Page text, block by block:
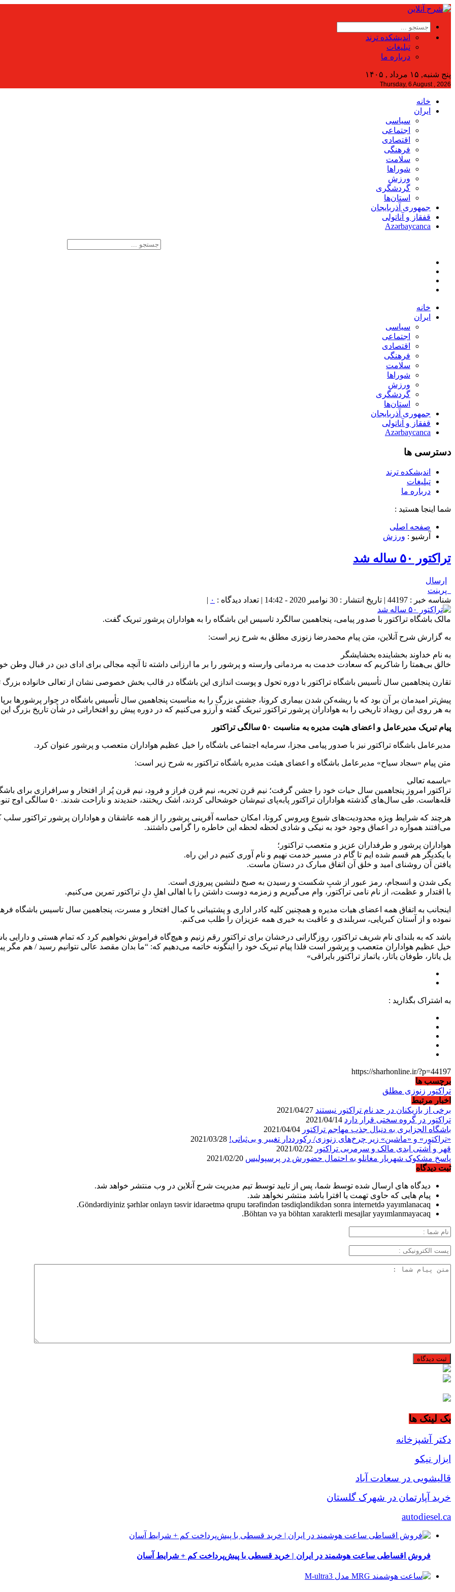
اندیشکده ترند
تبلیغات
درباره ما
پنج شنبه, ۱۵ مرداد , ۱۴۰۵
Thursday, 6 August , 2026
خانه
ایران
سیاسی
اجتماعی
اقتصادی
فرهنگی
سلامت
شوراها
ورزش
گردشگری
استان‌ها
جمهوری آذربایجان
قفقاز و آناتولی
Azərbaycanca
خانه
ایران
سیاسی
اجتماعی
اقتصادی
فرهنگی
سلامت
شوراها
ورزش
گردشگری
استان‌ها
جمهوری آذربایجان
قفقاز و آناتولی
Azərbaycanca
دسترسی ها
اندیشکده ترند
تبلیغات
درباره ما
شما اینجا هستید :
صفحه اصلی
آرشیو : ورزش
تراکتور ۵۰ ساله شد
ارسال
پرینت
شناسه خبر : 44197 | تاریخ انتشار : 30 نوامبر 2020 - 14:42 | تعداد دیدگاه :
۰ |
مالک باشگاه تراکتور با صدور پیامی، پنجاهمین سالگرد تاسیس این باشگاه را به هواداران پرشور تبریک گفت.
به گزارش شرح آنلاین، متن پیام محمدرضا زنوزی مطلق به شرح زیر است:
به نام خداوند بخشاینده بخشایشگر
خالق بی‌همتا را شاکریم که سعادت خدمت به مردمانی وارسته و پرشور را بر ما ارزانی داشته تا آنچه مجالی برای ادای دین در قبال وطن
تقارن پنجاهمین سال تأسیس باشگاه تراکتور با دوره تحول و پوست اندازی این باشگاه در قالب بخش خصوصی نشان از تعالی خانواده بزرگ
پیش‌تر امیدمان بر آن بود که با ریشه‌کن شدن بیماری کرونا، جشنی بزرگ را به مناسبت پنجاهمین سال تأسیس باشگاه در جوار پرشورها برپا
به هر روی این رویداد تاریخی را به هواداران پرشور تراکتور تبریک گفته و آرزو می‌کنیم که در دوره پیش رو افتخاراتی در شأن تاریخ بزرگ
پیام تبریک مدیرعامل و اعضای هئیت مدیره به مناسبت ۵۰ سالگی تراکتور
مدیرعامل باشگاه تراکتور نیز با صدور پیامی مجزا، سرمایه اجتماعی باشگاه را خیل عظیم هواداران متعصب و پرشور عنوان کرد.
متن پیام «سجاد سیاح» مدیرعامل باشگاه و اعضای هیئت مدیره باشگاه تراکتور به شرح زیر است:
«باسمه تعالی
تراکتور امروز پنجاهمین سال حیات خود را جشن گرفت؛ نیم قرن تجربه، نیم قرن فراز و فرود، نیم قرن پُر از افتخار و سرافرازی برای
قله‌هاست. طی سال‌های گذشته هواداران تراکتور پابه‌پای تیم‌شان خوشحالی کردند، اشک ریختند، خندیدند و ناراحت شدند. ۵۰ سالگی اوج تنومندی یک درخت است و وقت برداشت محصول.
هرچند که شرایط ویژه محدودیت‌های شیوع ویروس کرونا، امکان حماسه آفرینی پرشور را از همه عاشقان و هواداران پرشور تراکتور سلب
می‌افتند همواره در اعماق وجود خود به نیکی و شادی لحظه لحظه این خاطره را گرامی داشتند.
هواداران پرشور و طرفداران عزیز و متعصب تراکتور؛
با یکدیگر هم قسم شده ایم تا گام در مسیر خدمت نهیم و نام آوری کنیم در این راه.
یافتن آن روشنای امید و خلق آن اتفاق مبارک در دستان ماست.
یکی شدن و انسجام، رمز عبور از شبِ شکست و رسیدن به صبح دلنشین پیروزی است.
با اقتدار و عظمت، از نام نامی تراکتور، وام می‌گیریم و زمزمه دوست داشتن را با اهالی اهلِ دلِ تراکتور تمرین می‌کنیم.
اینجانب به اتفاق همه اعضای هیات مدیره و همچنین کلیه کادر اداری و پشتیبانی با کمال افتخار و مسرت، پنجاهمین سال تاسیس باشگاه
نموده و از آستان کبریایی، سربلندی و عاقبت به خیری همه عزیزان را طلب می‌کنم.
باشد که به بلندای نام شریف تراکتور، روزگارانی درخشان برای تراکتور رقم زنیم و هیچ‌گاه فراموش نخواهیم کرد که تمام هستی و
خیل عظیم هواداران متعصب و پرشور است فلذا پیام تبریک خود را اینگونه خاتمه می‌دهیم که: “ما بدان مقصد عالی نتوانیم رسید / هم
یل یاتار، طوفان یاتار، یاتماز تراکتور بایراقی»
به اشتراک بگذارید :
https://sharhonline.ir/?p=44197
برچسب ها
تراکتور زنوزی مطلق
اخبار مرتبط
برخی از بازیکنان در حد نام تراکتور نیستند
تراکتور در گروه سختی قرار دارد
باشگاه الجزایری به دنبال جذب مهاجم تراکتور
«تراکتور» و «ماشین» زیر چرخ‌های زنوزی/ رکورددار تغییر و بی‌ثباتی!
قهر و آشتی ابدی مالک و سرمربی تراکتور
پاسخ مشکوک شهریار مغانلو به احتمال حضورش در پرسپولیس
ثبت دیدگاه
دیدگاه های ارسال شده توسط شما، پس از تایید توسط تیم مدیریت شرح آنلاین در وب منتشر خواهد شد.
پیام هایی که حاوی تهمت یا افترا باشد منتشر نخواهد شد.
Göndərdiyiniz şərhlər onlayn təsvir idarəetmə qrupu tərəfindən təsdiqləndikdən sonra internetdə yayımlanacaq.
Böhtan və ya böhtan xarakterli mesajlar yayımlanmayacaq.
بک لینک ها
دکتر آشپزخانه
ابزار نیکو
قالیشویی در سعادت آباد
خرید آپارتمان در شهرک گلستان
autodiesel.ca
فروش اقساطی ساعت هوشمند در ایران | خرید قسطی با پیش‌پرداخت کم + شرایط آسان